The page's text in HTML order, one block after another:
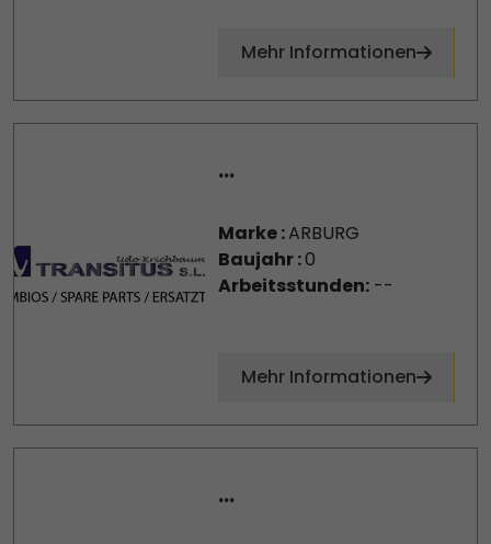
Mehr Informationen
...
Marke :ARBURG
Baujahr :0
Arbeitsstunden:--
Mehr Informationen
...